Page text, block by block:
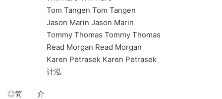
Tom Tangen Tom Tangen
Jason Marin Jason Marin
Tommy Thomas Tommy Thomas
Read Morgan Read Morgan
Karen Petrasek Karen Petrasek
计泓
◎简 介